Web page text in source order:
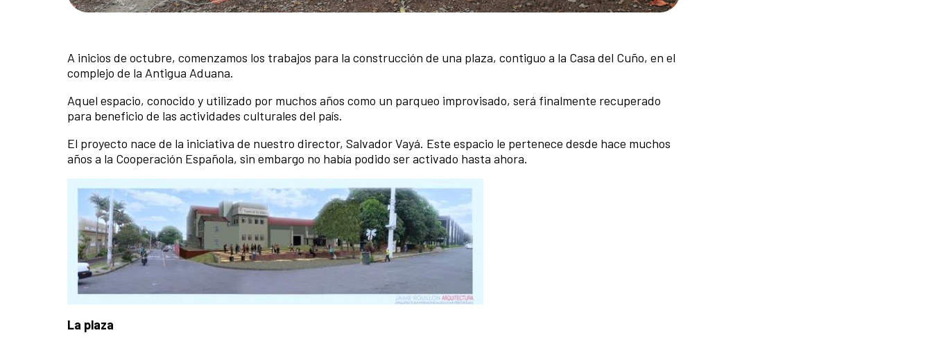
A inicios de octubre, comenzamos los trabajos para la construcción de una plaza, contiguo a la Casa del Cuño, en el
complejo de la Antigua Aduana.
Aquel espacio, conocido y utilizado por muchos años como un parqueo improvisado, será finalmente recuperado
para beneficio de las actividades culturales del país.
El proyecto nace de la iniciativa de nuestro director, Salvador Vayá. Este espacio le pertenece desde hace muchos
años a la Cooperación Española, sin embargo no había podido ser activado hasta ahora.
La plaza